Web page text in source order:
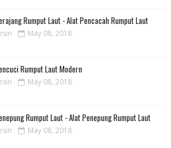
Rumput Laut - Alat Pencacah Rumput Laut
May 08, 2018
Rumput Laut Modern
May 08, 2018
Rumput Laut - Alat Penepung Rumput Laut
May 08, 2018